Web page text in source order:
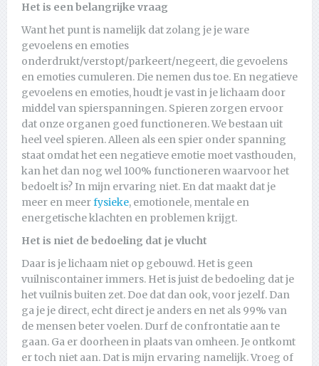
Het is een belangrijke vraag
Want het punt is namelijk dat zolang je je ware
gevoelens en emoties
onderdrukt/verstopt/parkeert/negeert, die gevoelens
en emoties cumuleren. Die nemen dus toe. En negatieve
gevoelens en emoties, houdt je vast in je lichaam door
middel van spierspanningen. Spieren zorgen ervoor
dat onze organen goed functioneren. We bestaan uit
heel veel spieren. Alleen als een spier onder spanning
staat omdat het een negatieve emotie moet vasthouden,
kan het dan nog wel 100% functioneren waarvoor het
bedoelt is? In mijn ervaring niet. En dat maakt dat je
meer en meerfysieke, emotionele, mentale en
energetische klachten en problemen krijgt.
Het is niet de bedoeling dat je vlucht
Daar is je lichaam niet op gebouwd. Het is geen
vuilniscontainer immers. Het is juist de bedoeling dat je
het vuilnis buiten zet. Doe dat dan ook, voor jezelf. Dan
ga je je direct, echt direct je anders en net als 99% van
de mensen beter voelen. Durf de confrontatie aan te
gaan. Ga er doorheen in plaats van omheen. Je ontkomt
er toch niet aan. Dat is mijn ervaring namelijk. Vroeg of